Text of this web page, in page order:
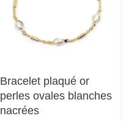
Bracelet plaqué or
perles ovales blanches
nacrées